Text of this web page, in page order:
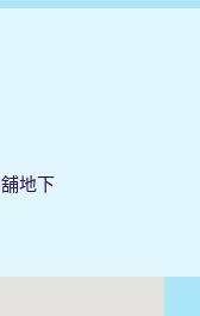
地下